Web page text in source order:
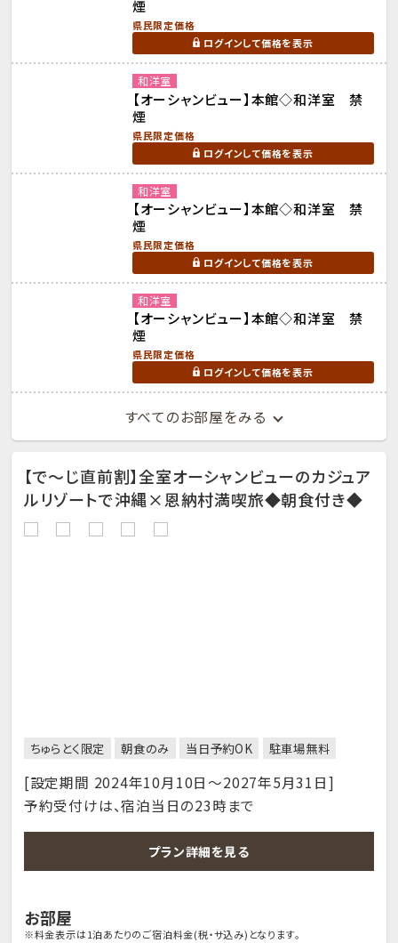
煙
県民限定価格
ログインして価格を表示
和洋室
【オーシャンビュー】本館◇和洋室 禁
煙
県民限定価格
ログインして価格を表示
和洋室
【オーシャンビュー】本館◇和洋室 禁
煙
県民限定価格
ログインして価格を表示
和洋室
【オーシャンビュー】本館◇和洋室 禁
煙
県民限定価格
ログインして価格を表示
すべてのお部屋をみる
【で～じ直前割】全室オーシャンビューのカジュア
ルリゾートで沖縄×恩納村満喫旅◆朝食付き◆
ちゅらとく限定 朝食のみ 当日予約OK 駐車場無料
[設定期間 2024年10月10日～2027年5月31日]
予約受付けは、宿泊当日の23時まで
プラン詳細を見る
お部屋
※料金表示は1泊あたりのご宿泊料金(税・サ込み)となります。